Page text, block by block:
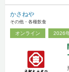
かさねや
その他・各種飲食
オンライン 2026